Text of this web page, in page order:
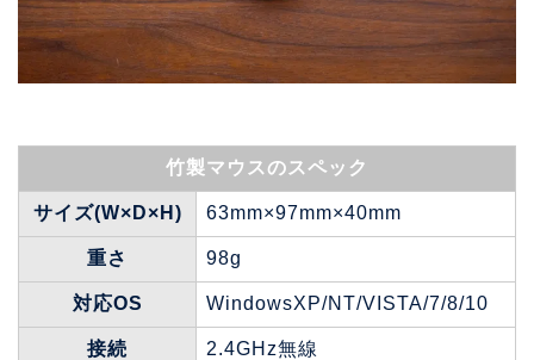
竹製マウスのスペック
サイズ(W×D×H) 63mm×97mm×40mm
重さ 98g
対応OS WindowsXP/NT/VISTA/7/8/10
接続 2.4GHz無線